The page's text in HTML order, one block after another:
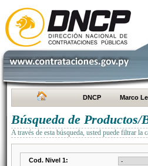
DNCP Marco
Búsqueda de
A través de esta búsqueda, usted puede filtrar la
Cod. Nivel 1: